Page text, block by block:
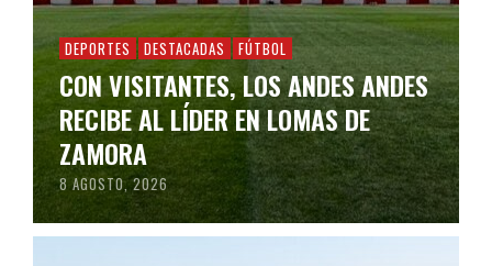
DEPORTES DESTACADAS FÚTBOL
CON VISITANTES, LOS ANDES ANDES
RECIBE AL LÍDER EN LOMAS DE
ZAMORA
8 AGOSTO, 2026